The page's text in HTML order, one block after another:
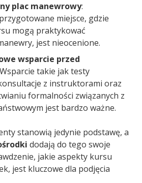
plac manewrowy:
miejsce, gdzie
mogą praktykować
jest nieocenione.
wsparcie przed
takie jak testy
z instruktorami oraz
formalności związanych z
jest bardzo ważne.
stanowią jedynie podstawę, a
dodają do tego swoje
jakie aspekty kursu
jest kluczowe dla podjęcia